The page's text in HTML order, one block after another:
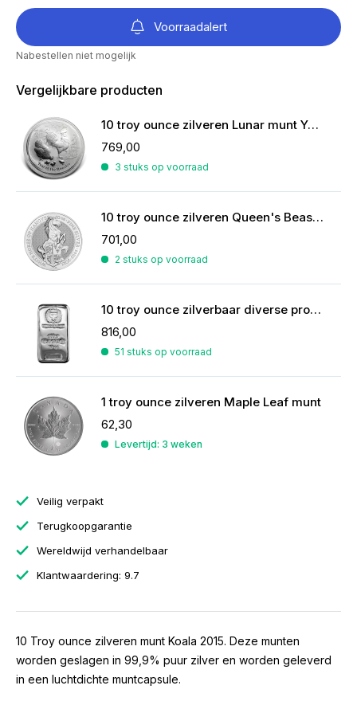
Voorraadalert
Nabestellen niet mogelijk
Vergelijkbare producten
10 troy ounce zilveren Lunar munt Year of the Rooster 2017
769,00
3 stuks op voorraad
10 troy ounce zilveren Queen's Beasts munt
701,00
2 stuks op voorraad
10 troy ounce zilverbaar diverse producenten
816,00
51 stuks op voorraad
1 troy ounce zilveren Maple Leaf munt
62,30
Levertijd: 3 weken
Veilig verpakt
Terugkoopgarantie
Wereldwijd verhandelbaar
Klantwaardering: 9.7
10 Troy ounce zilveren munt Koala 2015. Deze munten
worden geslagen in 99,9% puur zilver en worden geleverd
in een luchtdichte muntcapsule.